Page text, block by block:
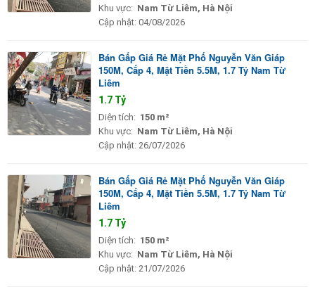
Khu vực: Nam Từ Liêm, Hà Nội
Cập nhật: 04/08/2026
Bán Gấp Giá Rẻ Mặt Phố Nguyễn Văn Giáp
150M, Cấp 4, Mặt Tiền 5.5M, 1.7 Tỷ Nam Từ
Liêm
1.7 Tỷ
Diện tích: 150 m²
Khu vực: Nam Từ Liêm, Hà Nội
Cập nhật: 26/07/2026
Bán Gấp Giá Rẻ Mặt Phố Nguyễn Văn Giáp
150M, Cấp 4, Mặt Tiền 5.5M, 1.7 Tỷ Nam Từ
Liêm
1.7 Tỷ
Diện tích: 150 m²
Khu vực: Nam Từ Liêm, Hà Nội
Cập nhật: 21/07/2026